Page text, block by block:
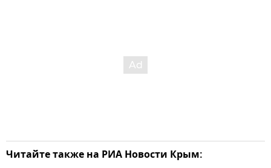
Читайте также на РИА Новости Крым: